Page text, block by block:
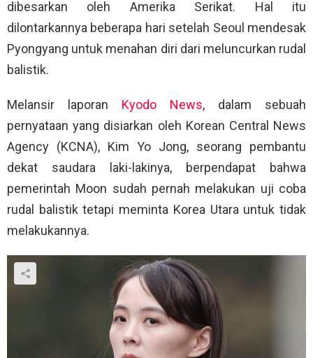
dibesarkan oleh Amerika Serikat. Hal itu
dilontarkannya beberapa hari setelah Seoul mendesak
Pyongyang untuk menahan diri dari meluncurkan rudal
balistik.
Melansir laporan Kyodo News, dalam sebuah
pernyataan yang disiarkan oleh Korean Central News
Agency (KCNA), Kim Yo Jong, seorang pembantu
dekat saudara laki-lakinya, berpendapat bahwa
pemerintah Moon sudah pernah melakukan uji coba
rudal balistik tetapi meminta Korea Utara untuk tidak
melakukannya.